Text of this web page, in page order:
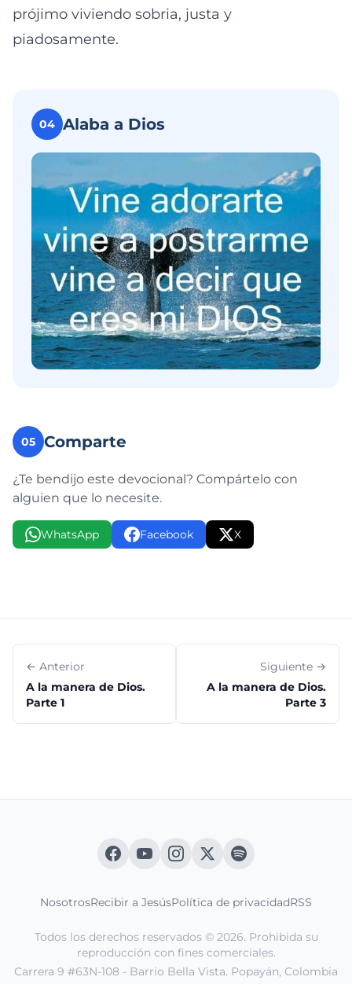
prójimo viviendo sobria, justa y
piadosamente.
04 Alaba a Dios
05 Comparte
¿Te bendijo este devocional? Compártelo con
alguien que lo necesite.
WhatsApp Facebook X
← Anterior
A la manera de Dios.
Parte 1
Siguiente →
A la manera de Dios.
Parte 3
NosotrosRecibir a JesúsPolítica de privacidadRSS
Todos los derechos reservados © 2026. Prohibida su
reproducción con fines comerciales.
Carrera 9 #63N-108 - Barrio Bella Vista. Popayán, Colombia